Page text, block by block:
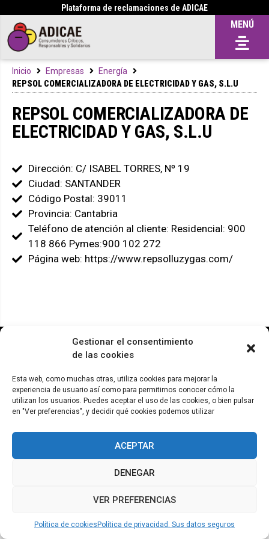
Gestionar el consentimiento
de las cookies
Esta web, como muchas otras, utiliza cookies para mejorar la
experiencia de usuario así como para permitirnos conocer cómo la
utilizan los usuarios. Puedes aceptar el uso de las cookies, o bien pulsar
en "Ver preferencias", y decidir qué cookies podemos utilizar
ACEPTAR
DENEGAR
VER PREFERENCIAS
Política de cookies Política de privacidad. Sus datos seguros
Plataforma de reclamaciones de ADICAE
MENÚ
Inicio Empresas
Energía
REPSOL COMERCIALIZADORA DE ELECTRICIDAD Y GAS, S.L.U
REPSOL COMERCIALIZADORA DE
ELECTRICIDAD Y GAS, S.L.U
Dirección: C/ ISABEL TORRES, Nº 19
Ciudad: SANTANDER
Código Postal: 39011
Provincia: Cantabria
Teléfono de atención al cliente: Residencial: 900
118 866 Pymes:900 102 272
Página web: https://www.repsolluzygas.com/
© ADICAE - 2022